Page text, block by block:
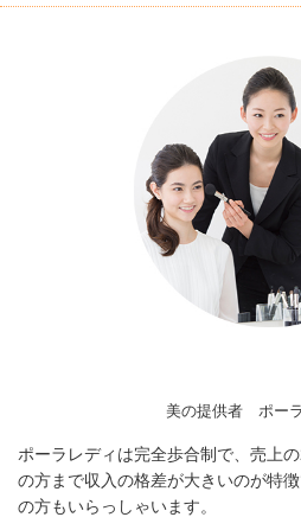
美の提供者 ポーラ
ポーラレディは完全歩合制で、売上
の方まで収入の格差が大きいのが特
の方もいらっしゃいます。